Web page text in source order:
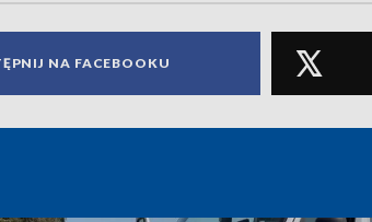
NA FACEBOOKU